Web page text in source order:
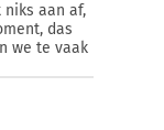
niks aan af,
das
we te vaak